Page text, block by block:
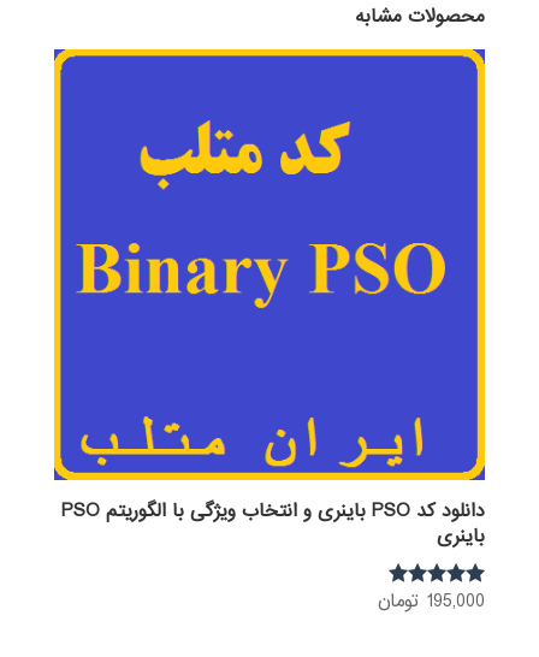
محصولات مشابه
دانلود کد PSO باینری و انتخاب ویژگی با الگوریتم PSO
باینری
نمره
195,000 تومان